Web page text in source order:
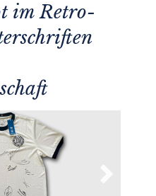
im Retro-